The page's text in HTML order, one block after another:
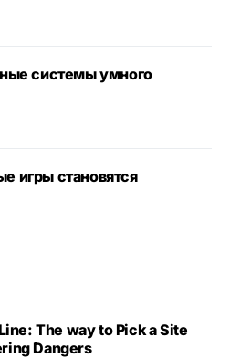
системы умного
игры становятся
The way to Pick a Site
Dangers